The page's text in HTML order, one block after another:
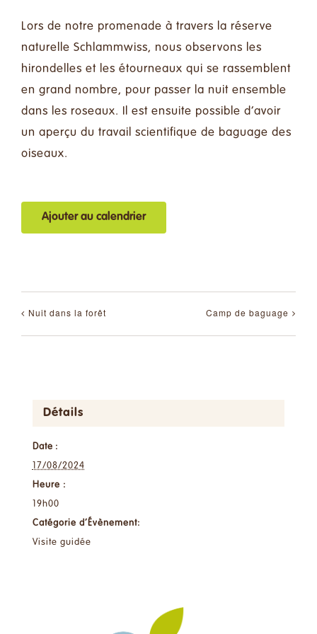
Contact
Rechercher:
Lors de notre promenade à travers la réserve
naturelle Schlammwiss, nous observons les
hirondelles et les étourneaux qui se rassemblent
en grand nombre, pour passer la nuit ensemble
dans les roseaux. Il est ensuite possible d’avoir
un aperçu du travail scientifique de baguage des
oiseaux.
Ajouter au calendrier
Nuit dans la forêt Camp de baguage
Détails
Date :
17/08/2024
Heure :
19h00
Catégorie d’Évènement:
Visite guidée